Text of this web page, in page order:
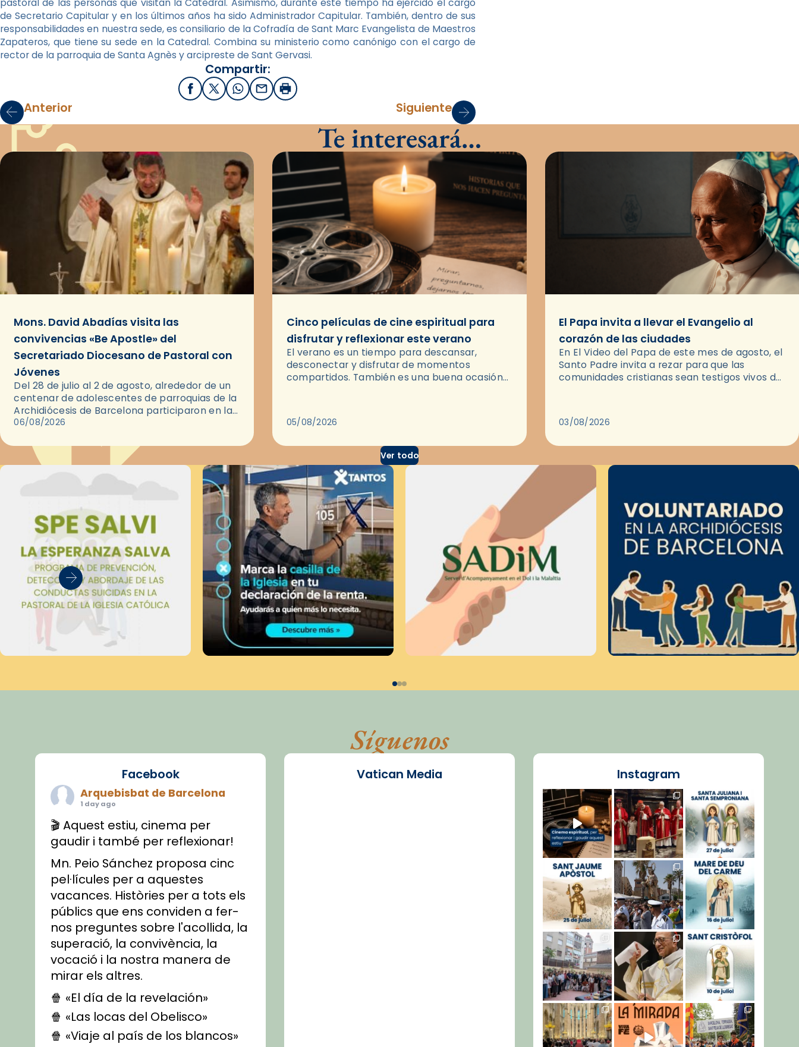
pastoral de las personas que visitan la Catedral. Asimismo, durante este tiempo ha ejercido el cargo
de Secretario Capitular y en los últimos años ha sido Administrador Capitular. También, dentro de sus
responsabilidades en nuestra sede, es consiliario de la Cofradía de Sant Marc Evangelista de Maestros
Zapateros, que tiene su sede en la Catedral. Combina su ministerio como canónigo con el cargo de
rector de la parroquia de Santa Agnès y arcipreste de Sant Gervasi.
Compartir:
FacebookX / Twitter
WhatsApp
EmailImprimir
Anterior Siguiente
Te interesará…
Mons. David Abadías visita las
convivencias «Be Apostle» del
Secretariado Diocesano de Pastoral con
Jóvenes
Del 28 de julio al 2 de agosto, alrededor de un
centenar de adolescentes de parroquias de la
Archidiócesis de Barcelona participaron en las
convivencias Be Apostle, organizadas por el
06/08/2026
Cinco películas de cine espiritual para
disfrutar y reflexionar este verano
El verano es un tiempo para descansar,
desconectar y disfrutar de momentos
compartidos. También es una buena ocasión
05/08/2026
El Papa invita a llevar el Evangelio al
corazón de las ciudades
En El Video del Papa de este mes de agosto, el
Santo Padre invita a rezar para que las
comunidades cristianas sean testigos vivos del
03/08/2026
Ver todo
Síguenos
Facebook
Arquebisbat de Barcelona
1 day ago
🎬 Aquest estiu, cinema per
gaudir i també per reflexionar!
Mn. Peio Sánchez proposa cinc
pel·lícules per a aquestes
vacances. Històries per a tots els
públics que ens conviden a fer-
nos preguntes sobre l'acollida, la
superació, la convivència, la
vocació i la nostra manera de
mirar els altres.
🍿 «El día de la revelación»
🍿 «Las locas del Obelisco»
🍿 «Viaje al país de los blancos»
Vatican Media Instagram